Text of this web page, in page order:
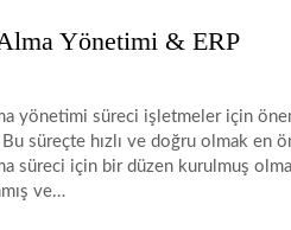
Yönetimi & ERP
yönetimi süreci işletmeler için
süreçte hızlı ve doğru olmak en
süreci için bir düzen kurulmuş
ve…